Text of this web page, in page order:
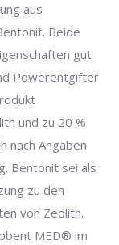
aus
Beide
gut
Powerentgifter
und zu 20 %
nach Angaben
Bentonit sei als
zu den
von Zeolith.
MED® im